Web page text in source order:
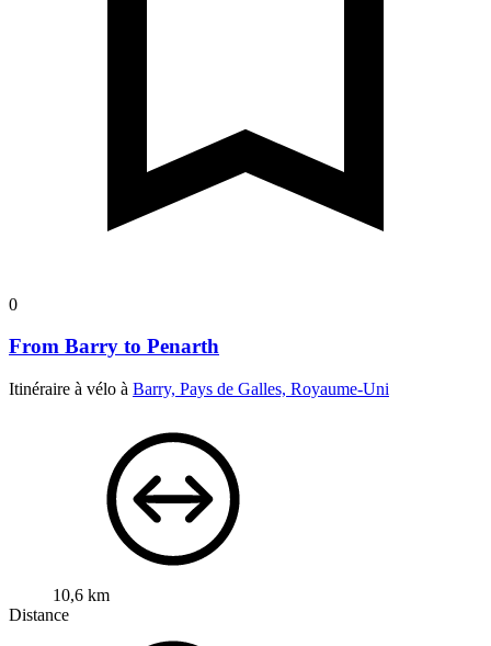
0
From Barry to Penarth
Itinéraire à vélo à Barry, Pays de Galles, Royaume-Uni
10,6 km
Distance